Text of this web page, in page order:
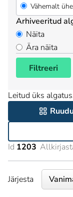
Vähemalt
Arhiveeritud
Näita
Ära näita
Filtreeri
Leitud üks
Id 1203
Järjesta